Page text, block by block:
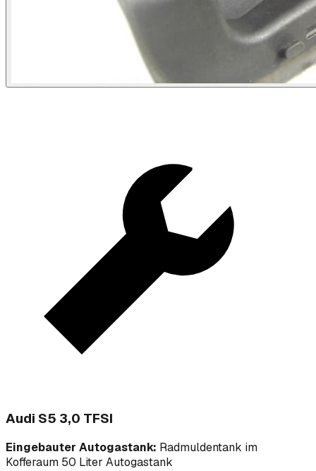
Audi S5 3,0 TFSI
Eingebauter Autogastank: Radmuldentank im
Kofferaum 50 Liter Autogastank